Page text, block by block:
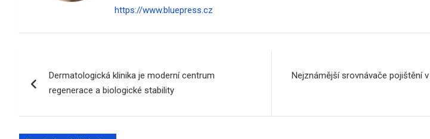
https://www.bluepress.cz
pro
příspěvek
Dermatologická klinika je moderní centrum
regenerace a biologické stability
Nejznámější srovnávače pojištění